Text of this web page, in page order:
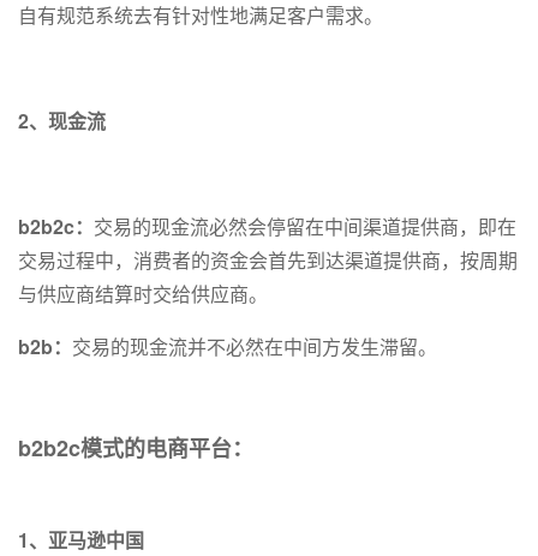
自有规范系统去有针对性地满足客户需求。
2、现金流
b2b2c： 交易的现金流必然会停留在中间渠道提供商，即在
交易过程中，消费者的资金会首先到达渠道提供商，按周期
与供应商结算时交给供应商。
b2b： 交易的现金流并不必然在中间方发生滞留。
b2b2c模式的电商平台：
1、亚马逊中国